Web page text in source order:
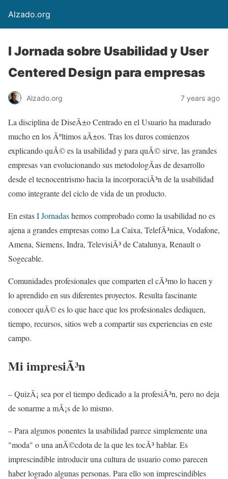
Alzado.org
I Jornada sobre Usabilidad y User
Centered Design para empresas
Alzado.org 7 years ago
La disciplina de DiseÃ±o Centrado en el Usuario ha madurado
mucho en los Ãºltimos aÃ±os. Tras los duros comienzos
explicando quÃ© es la usabilidad y para quÃ© sirve, las grandes
empresas van evolucionando sus metodologÃ­as de desarrollo
desde el tecnocentrismo hacia la incorporaciÃ³n de la usabilidad
como integrante del ciclo de vida de un producto.
En estasI Jornadashemos comprobado como la usabilidad no es
ajena a grandes empresas como La Caixa, TelefÃ³nica, Vodafone,
Amena, Siemens, Indra, TelevisiÃ³ de Catalunya, Renault o
Sogecable.
Comunidades profesionales que comparten el cÃ³mo lo hacen y
lo aprendido en sus diferentes proyectos. Resulta fascinante
conocer quÃ© es lo que hace que los profesionales dediquen,
tiempo, recursos, sitios web a compartir sus experiencias en este
campo.
Mi impresiÃ³n
– QuizÃ¡ sea por el tiempo dedicado a la profesiÃ³n, pero no deja
de sonarme a mÃ¡s de lo mismo.
– Para algunos ponentes la usabilidad parece simplemente una
"moda" o una anÃ©cdota de la que les tocÃ³ hablar. Es
imprescindible introducir una cultura de usuario como parecen
haber logrado algunas personas. Para ello son imprescindibles